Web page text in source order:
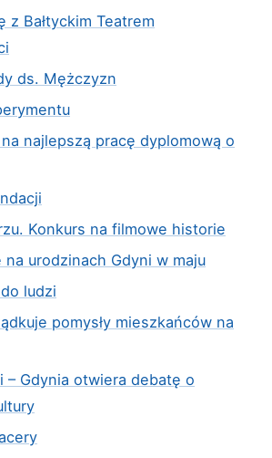
z Bałtyckim Teatrem
ds. Mężczyzn
najlepszą pracę dyplomową o
Konkurs na filmowe historie
na urodzinach Gdyni w maju
ludzi
pomysły mieszkańców na
– Gdynia otwiera debatę o